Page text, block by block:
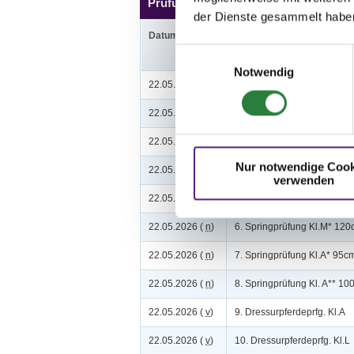
der Dienste gesammelt
Notwendig
Nur notwendige
verwenden
Prüfungen
Datum
22.05.2026 (
22.05.2026 ( 2. Springpferdeprüfung
22.05.2026 (
22.05.2026 ( 4. Springpferdeprüfung
22.05.2026 (n) 5. Springpferdeprüfung
22.05.2026 ( n) 6. Springprüfung Kl.M*
22.05.2026 ( n) 7. Springprüfung Kl.A*
22.05.2026 ( n) 8. Springprüfung Kl. A**
22.05.2026 ( v) 9. Dressurpferdeprfg. Kl.A
22.05.2026 ( v) 10. Dressurpferdeprfg. Kl.L